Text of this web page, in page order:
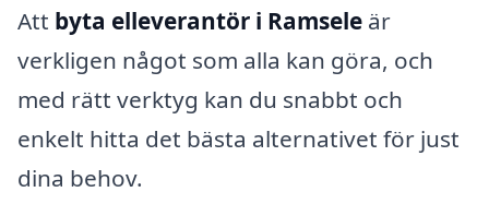
Att byta elleverantör i Ramsele är
verkligen något som alla kan göra, och
med rätt verktyg kan du snabbt och
enkelt hitta det bästa alternativet för just
dina behov.